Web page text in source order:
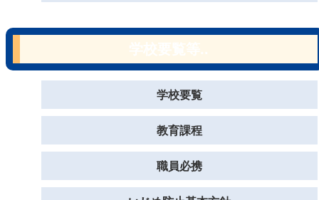
学校要覧
教育課程
職員必携